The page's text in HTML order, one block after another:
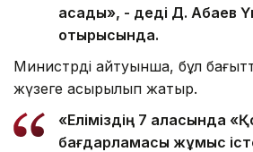
асады», - деді Д. Абаев
отырысында.
Министрдің айтуынша, бұл
жүзеге асырылып жатыр.
«Еліміздің 7 қаласында
бағдарламасы жұмыс